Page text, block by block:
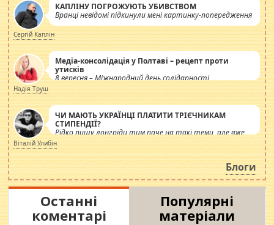
КАПЛІНУ ПОГРОЖУЮТЬ УБИВСТВОМ
Вранці невідомі підкинули мені картинку-попередження
Сергій Каплін
Медіа-консолідація у Полтаві – рецепт проти
утисків
8 вересня – Міжнародний день солідарності
журналістів.
Надія Труш
ЧИ МАЮТЬ УКРАЇНЦІ ПЛАТИТИ ТРІЄЧНИКАМ
СТИПЕНДІЇ?
Рідко пишу лонгріди тим паче на такі теми, але вже
просто дістало! Обурюють сьогоднішні інсенуації
навколо стипендіального питання. Штучно
роздувається ще одна соціальна катастрофа.
Віталій Улибін
Блоги
Останні
коментарі
Популярні
матеріали